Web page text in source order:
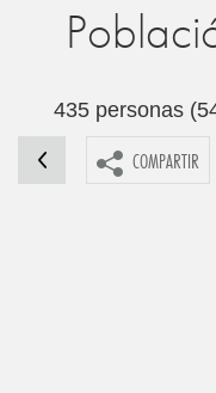
435 personas
COMPARTIR